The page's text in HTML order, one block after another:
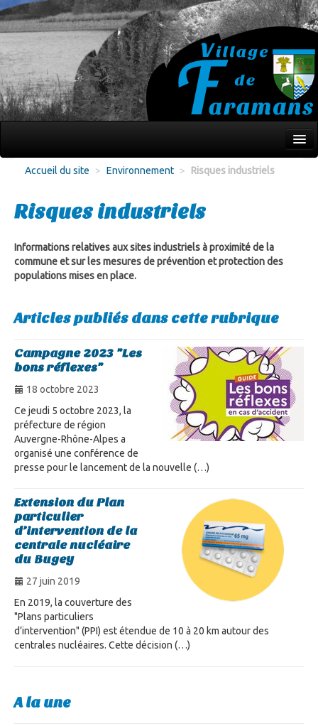
Culture Loisirs
Associations
Environnement
Accueil du site > Environnement > Risques industriels
Risques industriels
Informations relatives aux sites industriels à proximité de la
commune et sur les mesures de prévention et protection des
populations mises en place.
Articles publiés dans cette rubrique
Campagne 2023 "Les
bons réflexes"
18 octobre 2023
Ce jeudi 5 octobre 2023, la
préfecture de région
Auvergne-Rhône-Alpes a
organisé une conférence de
presse pour le lancement de la nouvelle (…)
Extension du Plan
particulier
d’intervention de la
centrale nucléaire
du Bugey
27 juin 2019
En 2019, la couverture des
"Plans particuliers
d’intervention" (PPI) est étendue de 10 à 20 km autour des
centrales nucléaires. Cette décision (…)
A la une